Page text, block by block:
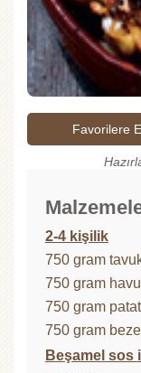
Favorilere
2-4 kişilik
750 gram
750 gram
750 gram
750 gram
Beşamel sos